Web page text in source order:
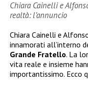
Chiara Cainelli e
realtà: l’annuncio
Chiara Cainelli e
innamorati all’interno
Grande Fratello. La
vita reale e insieme
importantissimo. Ecco